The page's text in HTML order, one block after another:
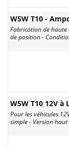
W5W T10 -
Fabrication de haute
de position -
W5W T10 12V à
Pour les véhicules
simple - Version haut